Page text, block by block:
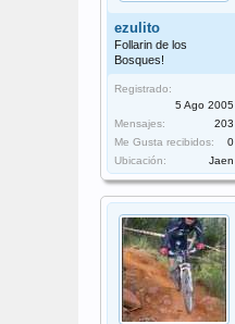
ezulito
Follarin de los
Bosques!
Registrado:
5 Ago 2005
Mensajes:
203
Me Gusta recibidos:
0
Ubicación:
Jaen